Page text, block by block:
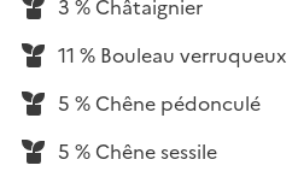
3 % Châtaignier
11 % Bouleau verruqueux
5 % Chêne pédonculé
5 % Chêne sessile